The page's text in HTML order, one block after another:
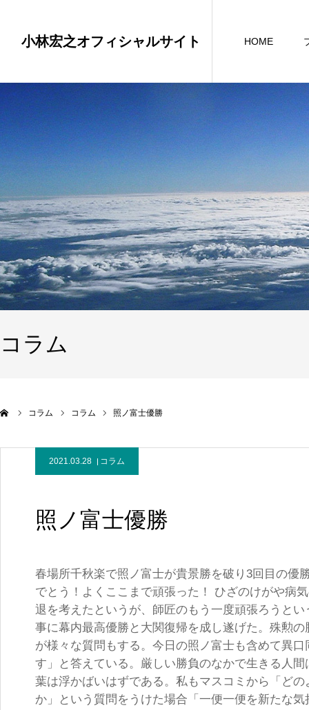
小林宏之オフィシャルサイト HOME
コラム
コラム コラム 照ノ富士優勝
2021.03.28 コラム
照ノ富士優勝
春場所千秋楽で照ノ富士が貴景勝を破り3回目の優
でとう！よくここまで頑張った！ ひざのけがや病
退を考えたというが、師匠のもう一度頑張ろうと
事に幕内最高優勝と大関復帰を成し遂げた。殊勲
が様々な質問もする。今日の照ノ富士も含めて異
す」と答えている。厳しい勝負のなかで生きる人
葉は浮かばいはずである。私もマスコミから「ど
か」という質問をうけた場合「一便一便を新たな